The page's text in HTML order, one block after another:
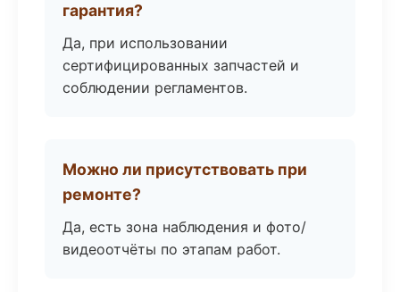
гарантия?
Да, при использовании
сертифицированных запчастей и
соблюдении регламентов.
Можно ли присутствовать при
ремонте?
Да, есть зона наблюдения и фото/
видеоотчёты по этапам работ.